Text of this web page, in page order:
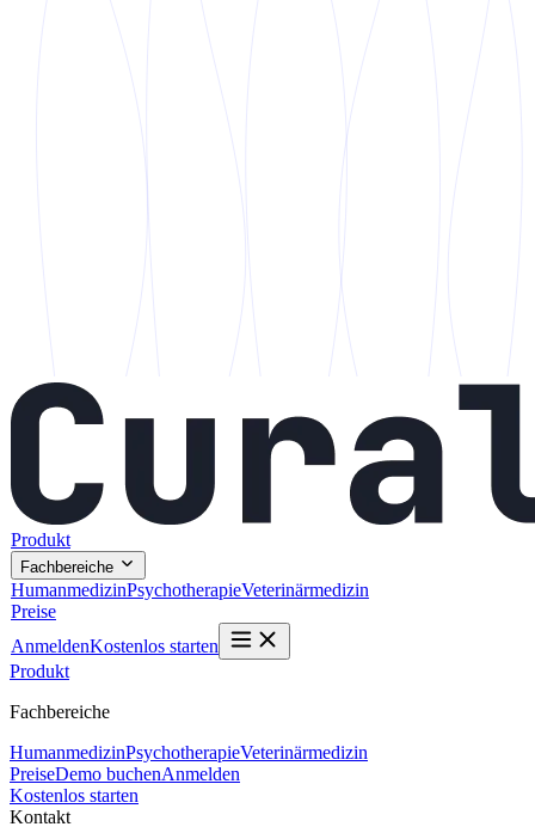
Produkt
Fachbereiche
HumanmedizinPsychotherapieVeterinärmedizin
Preise
AnmeldenKostenlos starten
Produkt
Fachbereiche
HumanmedizinPsychotherapieVeterinärmedizin
PreiseDemo buchenAnmelden
Kostenlos starten
Kontakt